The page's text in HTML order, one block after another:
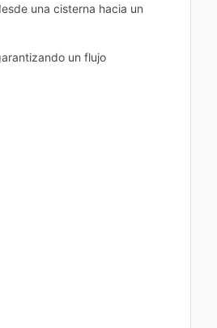
una cisterna hacia un
un flujo